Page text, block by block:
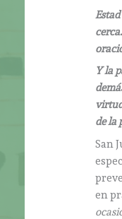
Y la
de la
San
en